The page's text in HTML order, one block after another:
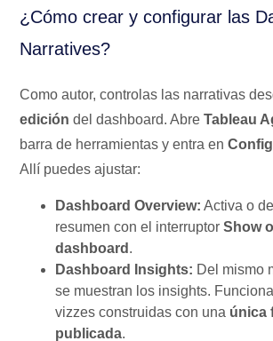
¿Cómo crear y configurar las
Narratives?
Como autor, controlas las narrativas
edición del dashboard. AbreTableau
barra de herramientas y entra en
Allí puedes ajustar:
Dashboard Overview: Activa o
resumen con el interruptorShow
dashboard .
Dashboard Insights: Del mismo
se muestran los insights.
vizzes construidas con una única
publicada.